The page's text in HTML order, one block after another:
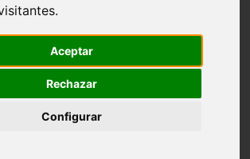
Aceptar
Rechazar
Configurar
|Colecciones de fotografías|
doméstico